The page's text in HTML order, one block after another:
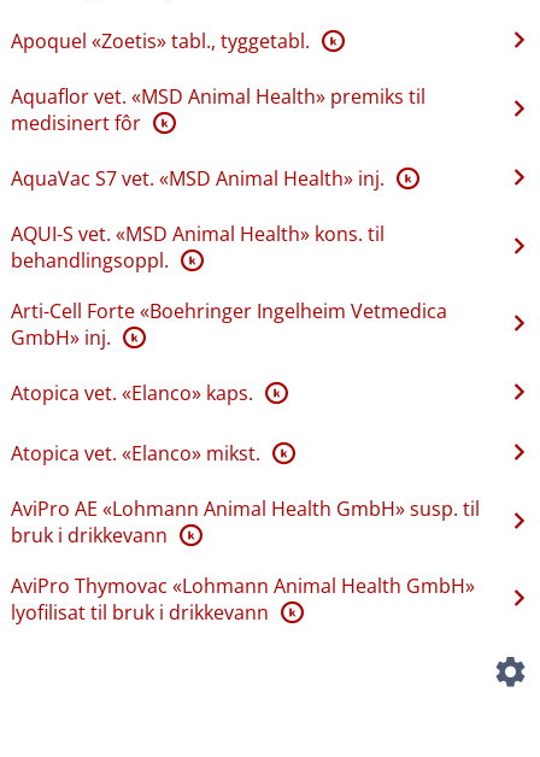
Apoquel «Zoetis» tabl., tyggetabl. K
Aquaflor vet. «MSD Animal Health» premiks til
medisinert fôr K
AquaVac S7 vet. «MSD Animal Health» inj. K
AQUI-S vet. «MSD Animal Health» kons. til
behandlingsoppl. K
Arti-Cell Forte «Boehringer Ingelheim Vetmedica
GmbH» inj. K
Atopica vet. «Elanco» kaps. K
Atopica vet. «Elanco» mikst. K
AviPro AE «Lohmann Animal Health GmbH» susp. til
bruk i drikkevann K
AviPro Thymovac «Lohmann Animal Health GmbH»
lyofilisat til bruk i drikkevann K